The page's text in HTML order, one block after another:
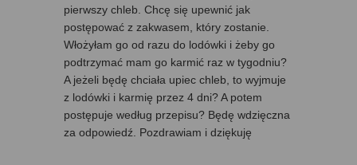
pierwszy chleb. Chcę się upewnić jak
postępować z zakwasem, który zostanie.
Włożyłam go od razu do lodówki i żeby go
podtrzymać mam go karmić raz w tygodniu?
A jeżeli będę chciała upiec chleb, to wyjmuje
z lodówki i karmię przez 4 dni? A potem
postępuje według przepisu? Będę wdzięczna
za odpowiedź. Pozdrawiam i dziękuję